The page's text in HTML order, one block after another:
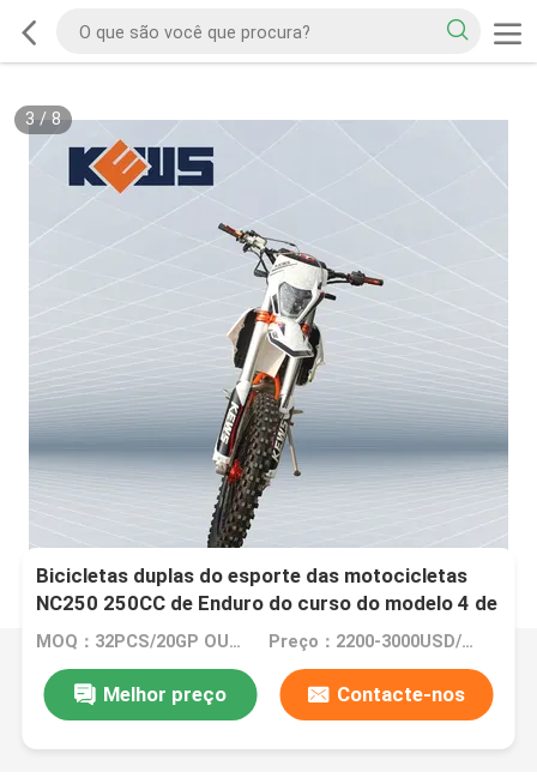
3/8
Bicicletas duplas do esporte das motocicletas
NC250 250CC de Enduro do curso do modelo 4 de
Kews K16
MOQ：32PCS/20GP OU 105PCS/40HC Preço：2200-3000USD/PIECE
Melhor preço Contacte-nos